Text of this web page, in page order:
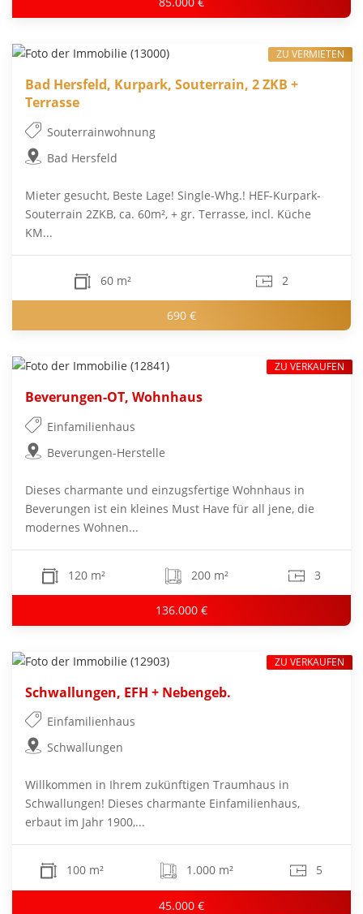
Bad Hersfeld, Kurpark, Souterrain, 2 ZKB +
Terrasse
Souterrainwohnung
Bad Hersfeld
Mieter gesucht, Beste Lage! Single-Whg.! HEF-Kurpark-
Souterrain 2ZKB, ca. 60m², + gr. Terrasse, incl. Küche
KM...
60 m² 2
690 €
ZU VERMIETEN
Beverungen-OT, Wohnhaus
Einfamilienhaus
Beverungen-Herstelle
Dieses charmante und einzugsfertige Wohnhaus in
Beverungen ist ein kleines Must Have für all jene, die
modernes Wohnen...
120 m² 200 m² 3
136.000 €
ZU VERKAUFEN
Schwallungen, EFH + Nebengeb.
Einfamilienhaus
Schwallungen
Willkommen in Ihrem zukünftigen Traumhaus in
Schwallungen! Dieses charmante Einfamilienhaus,
erbaut im Jahr 1900,...
100 m² 1.000 m² 5
45.000 €
ZU VERKAUFEN